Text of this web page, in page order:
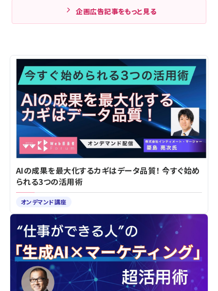
企画広告記事をもっと見る
AIの成果を最大化するカギはデータ品質！ 今すぐ始め
られる3つの活用術
オンデマンド講座